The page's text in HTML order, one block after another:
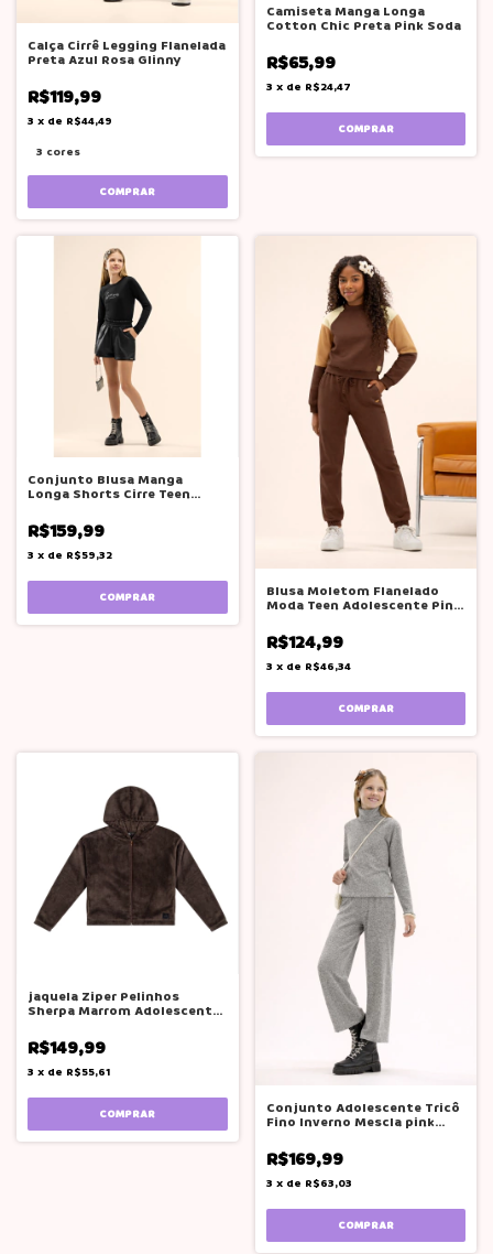
Calça Cirrê Legging Flanelada
Preta Azul Rosa Glinny
R$119,99
3 x de R$44,49
3 cores
COMPRAR
Camiseta Manga Longa
Cotton Chic Preta Pink Soda
R$65,99
3 x de R$24,47
COMPRAR
Conjunto Blusa Manga
Longa Shorts Cirre Teen
R$159,99
3 x de R$59,32
COMPRAR Blusa Moletom Flanelado
Moda Teen Adolescente Pink
R$124,99
3 x de R$46,34
COMPRAR
jaquela Ziper Pelinhos
Sherpa Marrom Adolescente
R$149,99
3 x de R$55,61
COMPRAR Conjunto Adolescente Tricô
Fino Inverno Mescla pink
R$169,99
3 x de R$63,03
COMPRAR